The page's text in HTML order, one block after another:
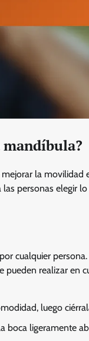
la movilidad
personas elegir
cualquier
realizar en
luego
boca ligeramente